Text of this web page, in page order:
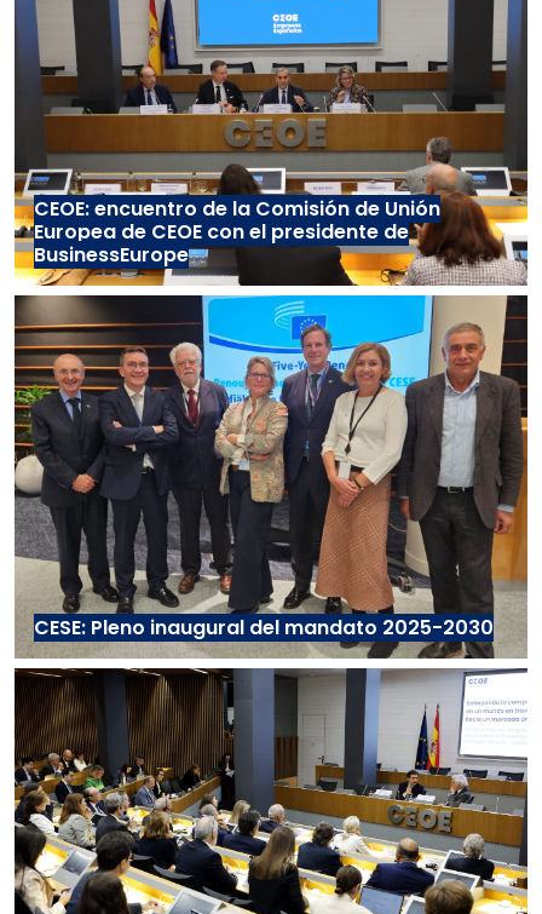
CEOE: encuentro de la Comisión de Unión
Europea de CEOE con el presidente de
BusinessEurope
CESE: Pleno inaugural del mandato 2025-2030